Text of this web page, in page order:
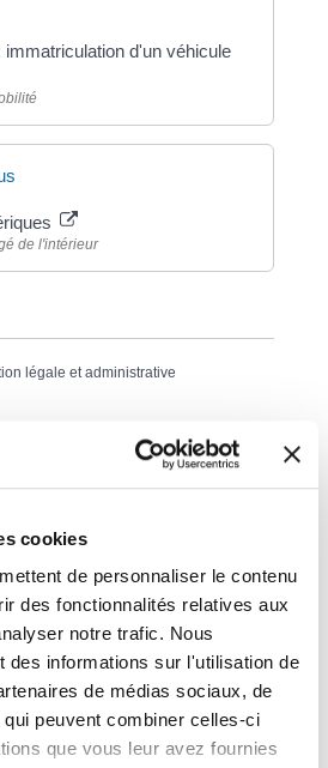
cookies
de personnaliser le contenu
des fonctionnalités relatives aux
notre trafic. Nous
des informations sur l'utilisation de
de médias sociaux, de
peuvent combiner celles-ci
que vous leur avez fournies
immatriculation d'un véhicule
de l'intérieur
légale et administrative
>Transports - Mobilité>Carte
>Comment
ou une moto d'occasion